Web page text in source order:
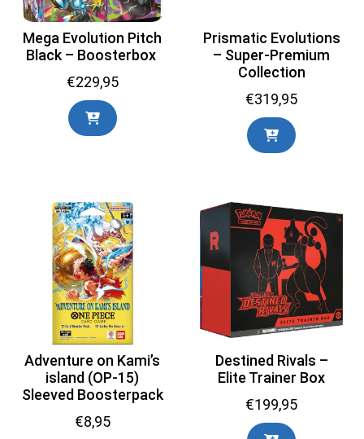
Mega Evolution Pitch
Black – Boosterbox
€229,95
Prismatic Evolutions
– Super-Premium
Collection
€319,95
Adventure on Kami’s
island (OP-15)
Sleeved Boosterpack
€8,95
Destined Rivals –
Elite Trainer Box
€199,95